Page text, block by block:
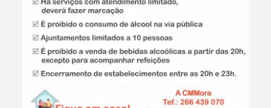
Termo de Pesquisa